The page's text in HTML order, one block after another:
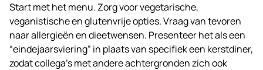
Start met het menu. Zorg voor vegetarische,
veganistische en glutenvrije opties. Vraag van tevoren
naar allergieën en dieetwensen. Presenteer het als een
“eindejaarsviering” in plaats van specifiek een kerstdiner,
zodat collega’s met andere achtergronden zich ook